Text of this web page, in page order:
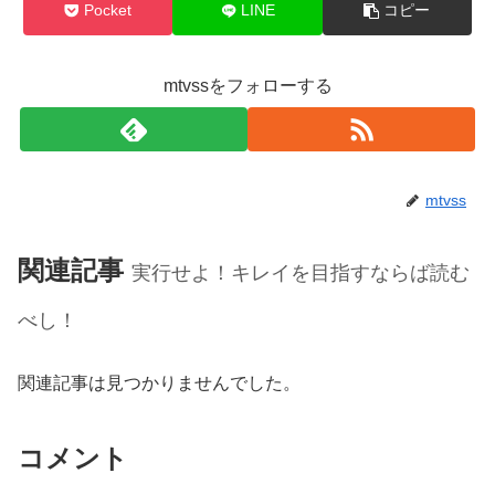
Pocket LINE コピー
mtvssをフォローする
mtvss
関連記事 実行せよ！キレイを目指すならば読む
べし！
関連記事は見つかりませんでした。
コメント